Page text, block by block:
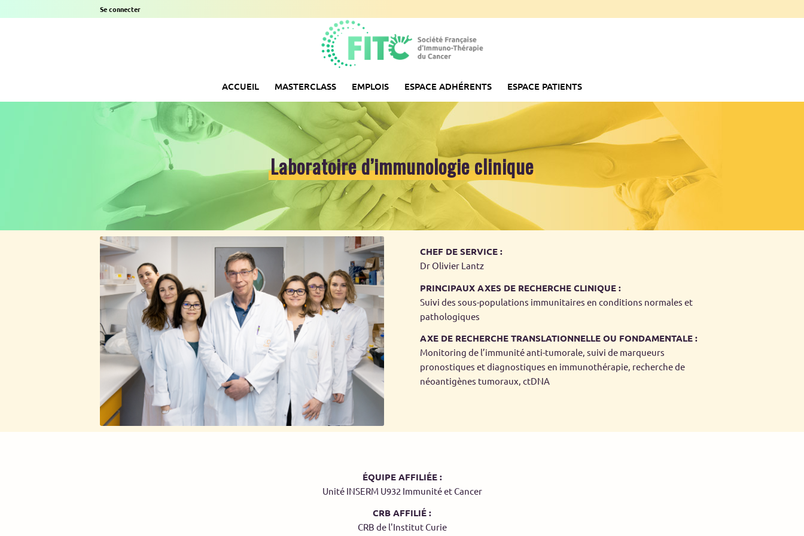
Se connecter
ACCUEIL MASTERCLASS EMPLOIS ESPACE ADHÉRENTS ESPACE PATIENTS
Laboratoire d’immunologie clinique
CHEF DE SERVICE :
Dr Olivier Lantz
PRINCIPAUX AXES DE RECHERCHE CLINIQUE :
Suivi des sous-populations immunitaires en conditions normales et
pathologiques
AXE DE RECHERCHE TRANSLATIONNELLE OU FONDAMENTALE :
Monitoring de l’immunité anti-tumorale, suivi de marqueurs
pronostiques et diagnostiques en immunothérapie, recherche de
néoantigènes tumoraux, ctDNA
ÉQUIPE AFFILIÉE :
Unité INSERM U932 Immunité et Cancer
CRB AFFILIÉ :
CRB de l'Institut Curie